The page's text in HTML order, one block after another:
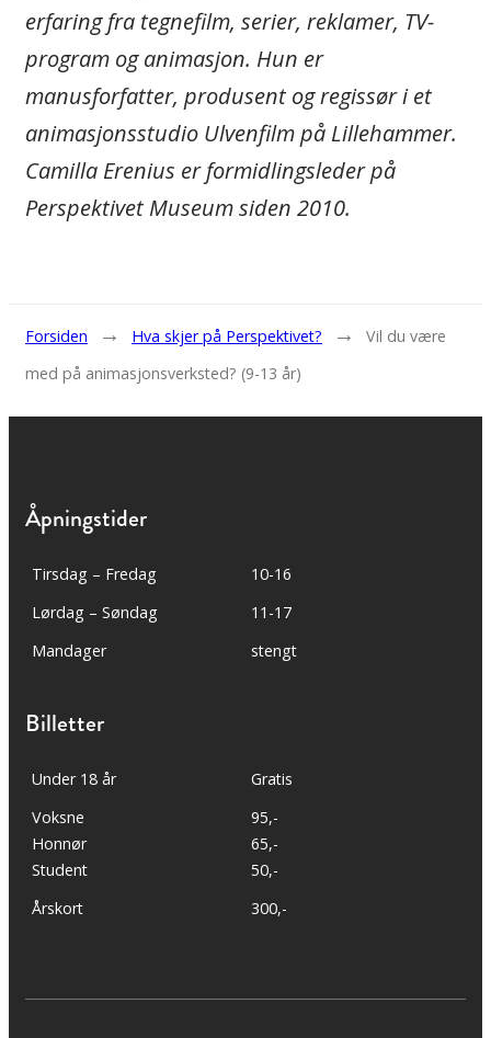
erfaring fra tegnefilm, serier, reklamer, TV-
program og animasjon. Hun er
manusforfatter, produsent og regissør i et
animasjonsstudio Ulvenfilm på Lillehammer.
Camilla Erenius er formidlingsleder på
Perspektivet Museum siden 2010.
Forsiden → Hva skjer på Perspektivet? →
Vil du være
med på animasjonsverksted? (9-13 år)
Åpningstider
Tirsdag – Fredag
10-16
Lørdag – Søndag
11-17
Mandager
stengt
Billetter
Under 18 år
Gratis
Voksne
Honnør
Student
95,-
65,-
50,-
Årskort
300,-